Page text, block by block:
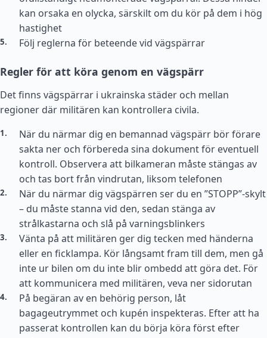
kan orsaka en olycka, särskilt om du kör på dem i hög
hastighet
Följ reglerna för beteende vid vägspärrar
Regler för att köra genom en vägspärr
Det finns vägspärrar i ukrainska städer och mellan
regioner där militären kan kontrollera civila.
När du närmar dig en bemannad vägspärr bör förare
sakta ner och förbereda sina dokument för eventuell
kontroll. Observera att bilkameran måste stängas av
och tas bort från vindrutan, liksom telefonen
När du närmar dig vägspärren ser du en ”STOPP”-skylt
– du måste stanna vid den, sedan stänga av
strålkastarna och slå på varningsblinkers
Vänta på att militären ger dig tecken med händerna
eller en ficklampa. Kör långsamt fram till dem, men gå
inte ur bilen om du inte blir ombedd att göra det. För
att kommunicera med militären, veva ner sidorutan
På begäran av en behörig person, låt
bagageutrymmet och kupén inspekteras. Efter att ha
passerat kontrollen kan du börja köra först efter